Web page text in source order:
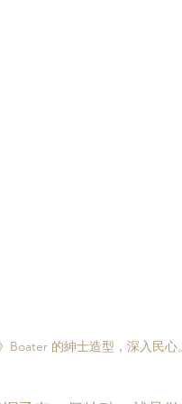
Boater 的紳士造型，深入民心